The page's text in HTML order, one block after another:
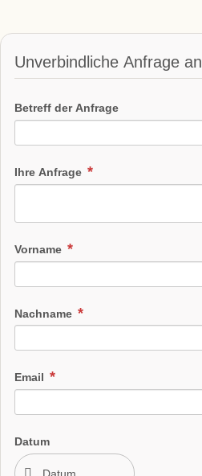
Unverbindliche Anfrage an
Betreff der Anfrage
Ihre Anfrage
Vorname
Nachname
Email
Datum